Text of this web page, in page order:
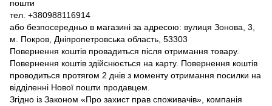
пошти
тел. +380988116914
або безпосередньо в магазині за адресою: вулиця Зонова, 3,
м. Покров, Дніпропетровська область, 53303
Повернення коштів провадиться після отримання товару.
Повернення коштів здійснюється на карту. Повернення коштів
проводиться протягом 2 днів з моменту отримання посилки на
відділенні Нової пошти продавцем.
Згідно із Законом «Про захист прав споживачів», компанія